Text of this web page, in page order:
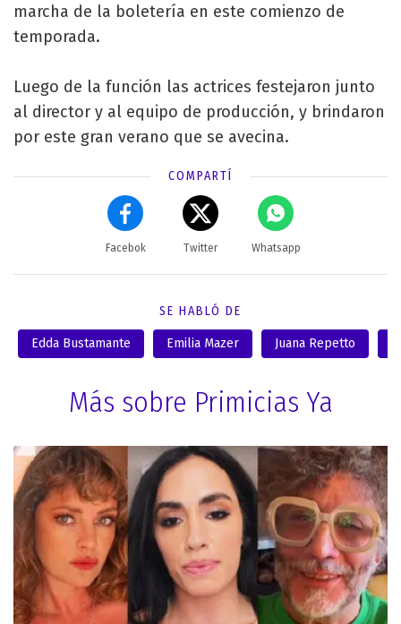
marcha de la boletería en este comienzo de
temporada.
Luego de la función las actrices festejaron junto
al director y al equipo de producción, y brindaron
por este gran verano que se avecina.
COMPARTÍ
Facebok Twitter Whatsapp
SE HABLÓ DE
Edda Bustamante Emilia Mazer Juana Repetto
Más sobre Primicias Ya